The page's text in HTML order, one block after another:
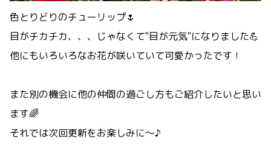
色とりどりのチューリップ🌷
目がチカチカ、、、じゃなくて"目が元気"になりました💪
他にもいろいろなお花が咲いていて可愛かったです！
また別の機会に他の仲間の過ごし方もご紹介したいと思い
ます🌈
それでは次回更新をお楽しみに～♪